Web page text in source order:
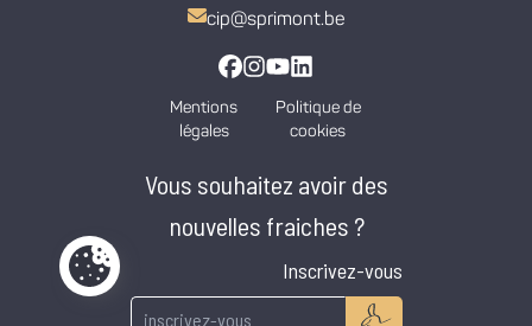
cip@sprimont.be
Mentions
légales
Politique de
cookies
Vous souhaitez avoir des
nouvelles fraiches ?
Inscrivez-vous
Paramètres de cookies